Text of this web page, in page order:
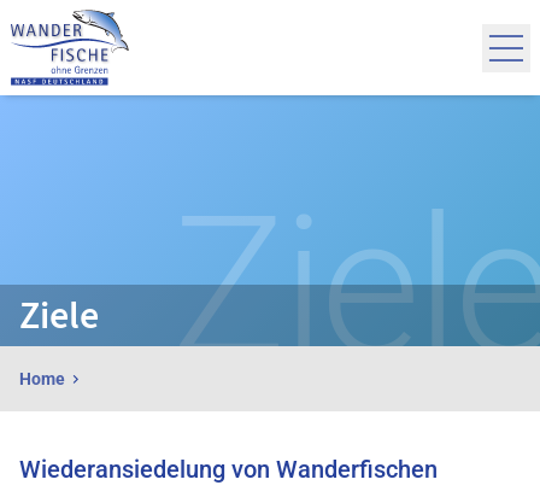
Zum Inhalt springen
Anmelden
Ziele
Home
Wiederansiedelung von Wanderfischen